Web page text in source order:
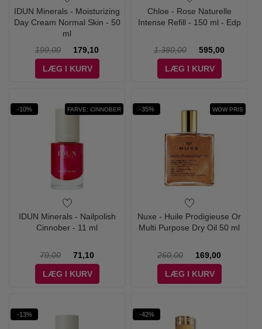
IDUN Minerals - Moisturizing
Day Cream Normal Skin - 50
ml
199,00
179,10
LÆG I KURV
Chloe - Rose Naturelle
Intense Refill - 150 ml - Edp
1.380,00
595,00
LÆG I KURV
-10% FARVE: CINNOBER
IDUN Minerals - Nailpolish
Cinnober - 11 ml
79,00
71,10
LÆG I KURV
-35% WOW PRIS
Nuxe - Huile Prodigieuse Or
Multi Purpose Dry Oil 50 ml
260,00
169,00
LÆG I KURV
-13% -42%